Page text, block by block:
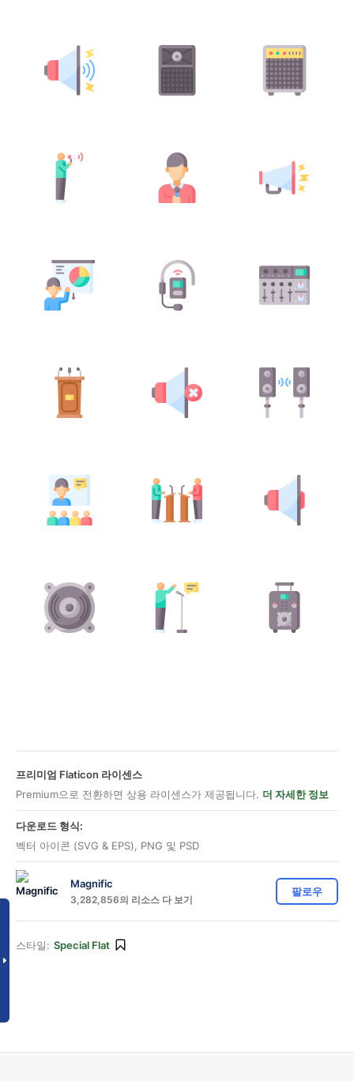
프리미엄 Flaticon 라이센스
Premium으로 전환하면 상용 라이센스가 제공됩니다. 더 자세한 정보
다운로드 형식:
벡터 아이콘 (SVG & EPS), PNG 및 PSD
Magnific
3,282,856의 리소스 다 보기
팔로우
스타일: Special Flat